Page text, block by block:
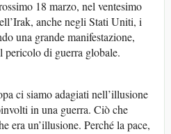
18 marzo, nel ventesimo
anche negli Stati Uniti, i
una grande manifestazione,
pericolo di guerra globale.
ci siamo adagiati nell’illusione
in una guerra. Ciò che
era un’illusione. Perché la pace,